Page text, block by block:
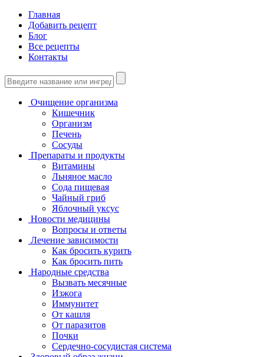
Главная
Добавить рецепт
Блог
Все рецепты
Контакты
Очищение организма
Кишечник
Организм
Печень
Сосуды
Препараты и продукты
Витамины
Льняное масло
Сода пищевая
Чайный гриб
Яблочный уксус
Новости медицины
Вопросы и ответы
Лечение зависимости
Как бросить курить
Как бросить пить
Народные средства
Вызвать месячные
Изжога
Иммунитет
От кашля
От паразитов
Почки
Сердечно-сосудистая система